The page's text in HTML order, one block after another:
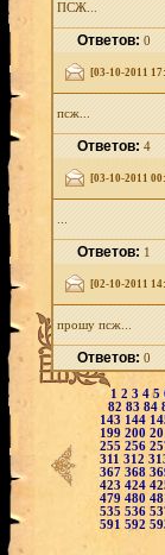
ПСЖ...
Ответов:0
[03-10-2011
псж...
Ответов:4
[03-10-2011
...
Ответов:1
[02-10-2011
прошу псж...
Ответов:0
1 2 3 45
82 83 84
143 144
199 200
255 256
311 312
367 368
423 424
479 480
535 536
591 592